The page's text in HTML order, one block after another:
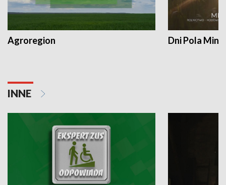
Agroregion Dni Pola
INNE